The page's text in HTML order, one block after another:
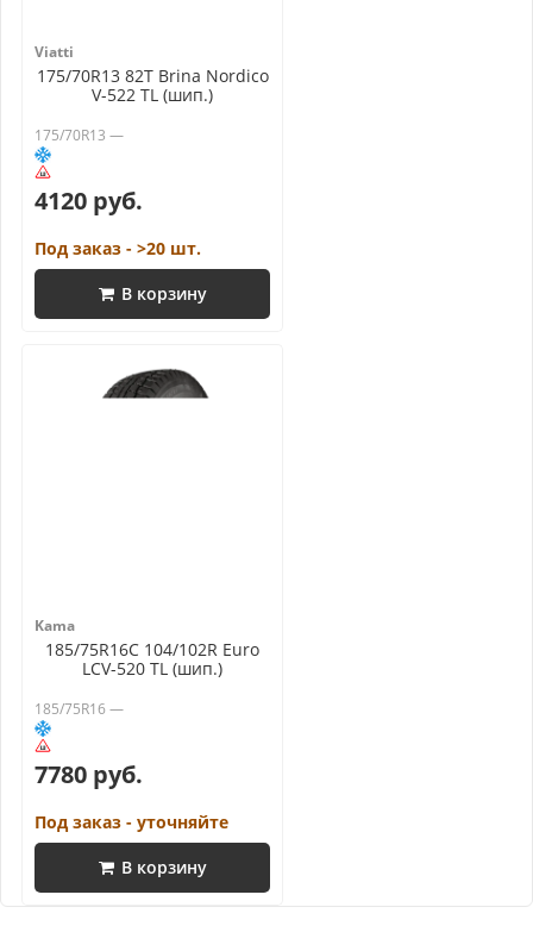
Viatti
175/70R13 82T Brina Nordico
V-522 TL (шип.)
175/70R13 —
4120 руб.
Под заказ - >20 шт.
В корзину
Kama
185/75R16C 104/102R Euro
LCV-520 TL (шип.)
185/75R16 —
7780 руб.
Под заказ - уточняйте
В корзину